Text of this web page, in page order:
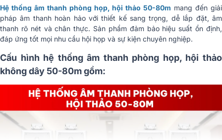
Hệ thống âm thanh phòng họp, hội thảo 50-80m mang đến giải
pháp âm thanh hoàn hảo với thiết kế sang trọng, dễ lắp đặt, âm
thanh rõ nét và chân thực. Sản phẩm đảm bảo hiệu suất ổn định,
đáp ứng tốt mọi nhu cầu hội họp và sự kiện chuyên nghiệp.
Cấu hình hệ thống âm thanh phòng họp, hội thảo
không dây 50-80m gồm: